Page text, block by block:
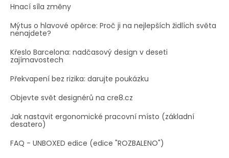
Hnací síla změny
Mýtus o hlavové opěrce: Proč ji na nejlepších židlích světa
nenajdete?
Křeslo Barcelona: nadčasový design v deseti
zajímavostech
Překvapení bez rizika: darujte poukázku
Objevte svět designérů na cre8.cz
Jak nastavit ergonomické pracovní místo (základní
desatero)
FAQ - UNBOXED edice (edice "ROZBALENO")